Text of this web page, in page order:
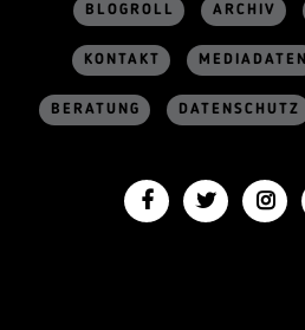
BLOGROLL ARCHIV
KONTAKT MEDIADATEN
BERATUNG DATENSCHUTZ